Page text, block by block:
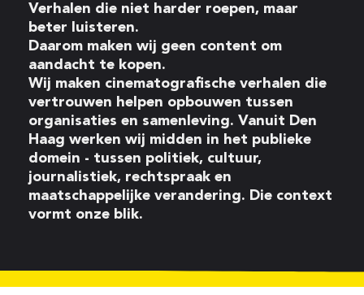
Verhalen die niet harder roepen, maar
beter luisteren.
Daarom maken wij geen content om
aandacht te kopen.
Wij maken cinematografische verhalen die
vertrouwen helpen opbouwen tussen
organisaties en samenleving. Vanuit Den
Haag werken wij midden in het publieke
domein - tussen politiek, cultuur,
journalistiek, rechtspraak en
maatschappelijke verandering. Die context
vormt onze blik.